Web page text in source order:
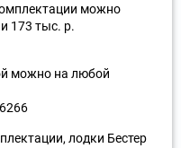
можно
173 тыс. р.
можно на любой
лодки Бестер